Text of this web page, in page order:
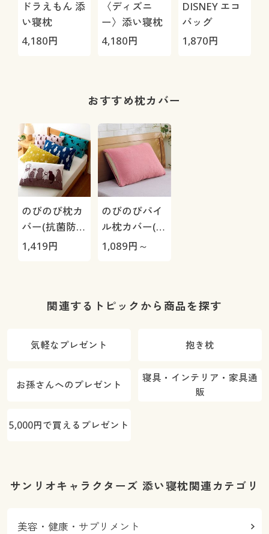
ドラえもん 添
い寝枕
4,180円
〈ディズニ
ー〉添い寝枕
4,180円
DISNEY エコ
バッグ
1,870円
おすすめ枕カバー
のびのび枕カ
バー(抗菌防
臭・パイル)
1,419円
のびのびパイ
ル枕カバー(無
地)
1,089円～
関連するトピックから商品を探す
気軽なプレゼント 抱き枕
お孫さんへのプレゼント
寝具・インテリア・家具通
販
5,000円で買えるプレゼント
サンリオキャラクターズ 添い寝枕関連カテゴリ
美容・健康・サプリメント